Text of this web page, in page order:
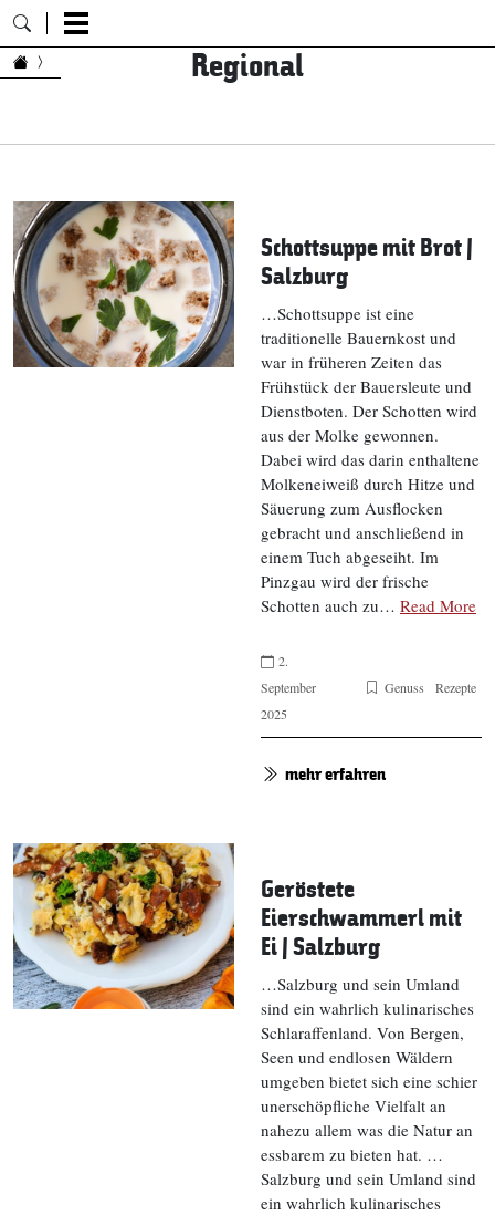
Zum Inhalt springen Regional
Schottsuppe mit Brot |
Salzburg
…Schottsuppe ist eine
traditionelle Bauernkost und
war in früheren Zeiten das
Frühstück der Bauersleute und
Dienstboten. Der Schotten wird
aus der Molke gewonnen.
Dabei wird das darin enthaltene
Molkeneiweiß durch Hitze und
Säuerung zum Ausflocken
gebracht und anschließend in
einem Tuch abgeseiht. Im
Pinzgau wird der frische
Schotten auch zu… Read More
2.
September
2025
Genuss Rezepte
mehr erfahren
Geröstete
Eierschwammerl mit
Ei | Salzburg
…Salzburg und sein Umland
sind ein wahrlich kulinarisches
Schlaraffenland. Von Bergen,
Seen und endlosen Wäldern
umgeben bietet sich eine schier
unerschöpfliche Vielfalt an
nahezu allem was die Natur an
essbarem zu bieten hat. …
Salzburg und sein Umland sind
ein wahrlich kulinarisches